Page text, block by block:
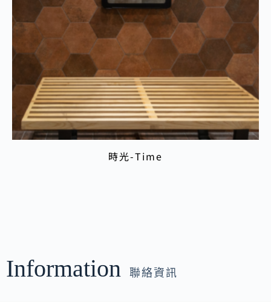
時光-Time
Information 聯絡資訊